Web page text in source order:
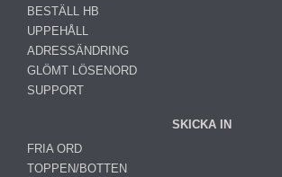
BESTÄLL HB
UPPEHÅLL
ADRESSÄNDRING
GLÖMT LÖSENORD
SUPPORT
SKICKA IN
FRIA ORD
TOPPEN/BOTTEN